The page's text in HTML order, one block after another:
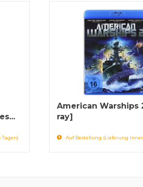
American Warships
ray]
Auf Bestellung (Lieferung